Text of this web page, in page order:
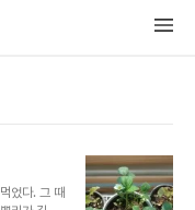
었다. 그 때